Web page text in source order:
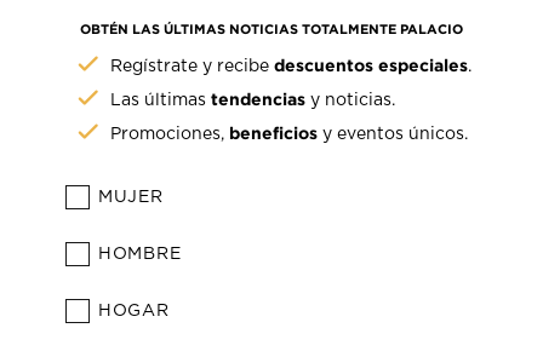
OBTÉN LAS ÚLTIMAS NOTICIAS TOTALMENTE PALACIO
Regístrate y recibedescuentos especiales.
Las últimastendencias y noticias.
Promociones, beneficios y eventos únicos.
MUJER
HOMBRE
HOGAR